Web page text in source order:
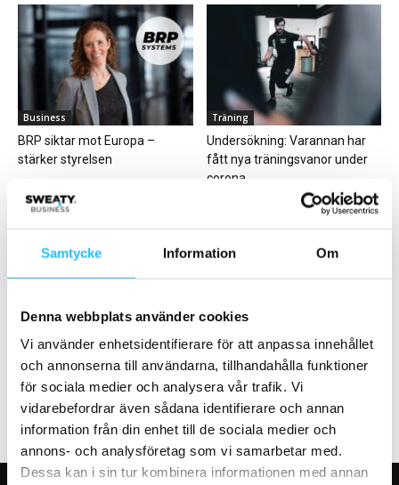
Samtycke Information Om
Denna webbplats använder cookies
Vi använder enhetsidentifierare för att anpassa innehållet
och annonserna till användarna, tillhandahålla funktioner
för sociala medier och analysera vår trafik. Vi
vidarebefordrar även sådana identifierare och annan
information från din enhet till de sociala medier och
annons- och analysföretag som vi samarbetar med.
Dessa kan i sin tur kombinera informationen med annan
Business
BRP siktar mot Europa –
stärker styrelsen
Träning
Undersökning: Varannan har
fått nya träningsvanor under
corona
Management
Bygg en organisation som
levererar framgång
Business
Hur kan ett logistikcenter på 10
000 kvm se ut? Få...